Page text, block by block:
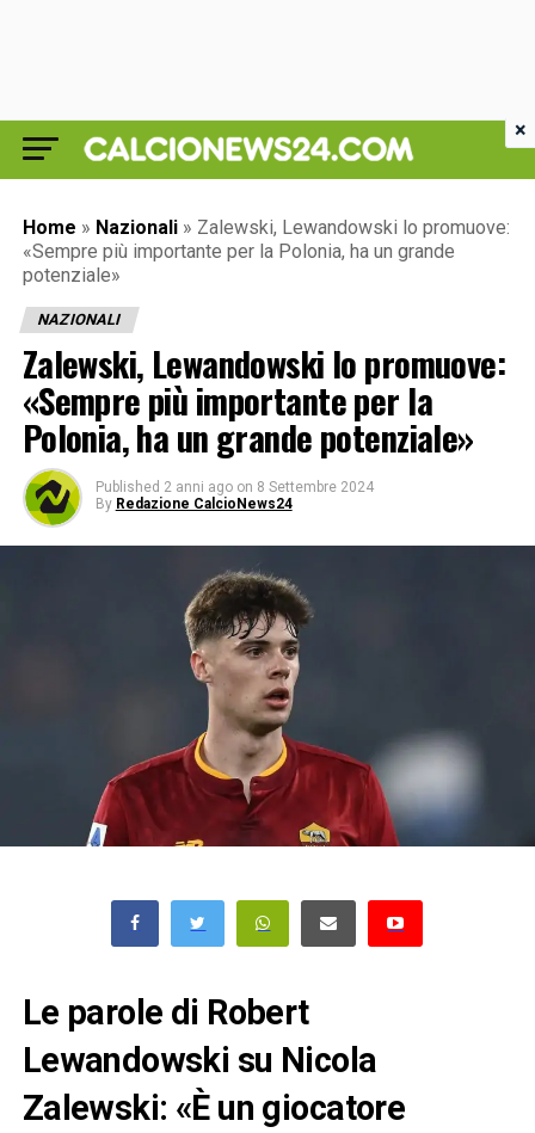
Home » Nazionali » Zalewski, Lewandowski lo promuove:
«Sempre più importante per la Polonia, ha un grande
potenziale»
NAZIONALI
Zalewski, Lewandowski lo promuove:
«Sempre più importante per la
Polonia, ha un grande potenziale»
Published 2 anni ago on 8 Settembre 2024
By Redazione CalcioNews24
Le parole di Robert
Lewandowski su Nicola
Zalewski: «È un giocatore
×